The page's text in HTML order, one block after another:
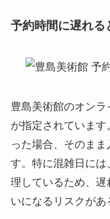
予約時間に遅れる
豊島美術館のオン
が指定されています
った場合、そのま
す。特に混雑日に
理しているため、
いになるリスクがあ